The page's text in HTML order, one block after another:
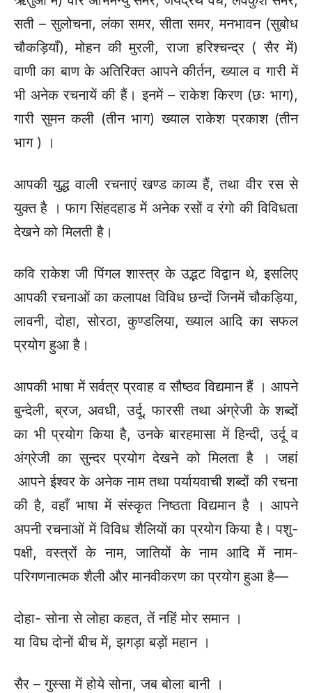
सती – सुलोचना, लंका समर, सीता समर, मनभावन (सुबोध
चौकड़ियाँ), मोहन की मुरली, राजा हरिश्चन्द्र ( सैर में)
वाणी का बाण के अतिरिक्त आपने कीर्तन, ख्याल व गारी में
भी अनेक रचनायें की हैं। इनमें – राकेश किरण (छः भाग),
गारी सुमन कली (तीन भाग) ख्याल राकेश प्रकाश (तीन
भाग ) ।
आपकी युद्ध वाली रचनाएं खण्ड काव्य हैं, तथा वीर रस से
युक्त है । फाग सिंहदहाड में अनेक रसों व रंगो की विविधता
देखने को मिलती है।
कवि राकेश जी पिंगल शास्त्र के उद्भट विद्वान थे, इसलिए
आपकी रचनाओं का कलापक्ष विविध छन्दों जिनमें चौकड़िया,
लावनी, दोहा, सोरठा, कुण्डलिया, ख्याल आदि का सफल
प्रयोग हुआ है।
आपकी भाषा में सर्वत्र प्रवाह व सौष्ठव विद्यमान हैं । आपने
बुन्देली, ब्रज, अवधी, उर्दू, फारसी तथा अंग्रेजी के शब्दों
का भी प्रयोग किया है, उनके बारहमासा में हिन्दी, उर्दू व
अंग्रेजी का सुन्दर प्रयोग देखने को मिलता है । जहां
आपने ईश्वर के अनेक नाम तथा पर्यायवाची शब्दों की रचना
की है, वहाँ भाषा में संस्कृत निष्ठता विद्यमान है । आपने
अपनी रचनाओं में विविध शैलियों का प्रयोग किया है। पशु-
पक्षी, वस्त्रों के नाम, जातियों के नाम आदि में नाम-
परिगणनात्मक शैली और मानवीकरण का प्रयोग हुआ है—
दोहा- सोना से लोहा कहत, तें नहिं मोर समान ।
या विघ दोनों बीच में, झगड़ा बड़ों महान ।
सैर – गुस्सा में होये सोना, जब बोला बानी ।